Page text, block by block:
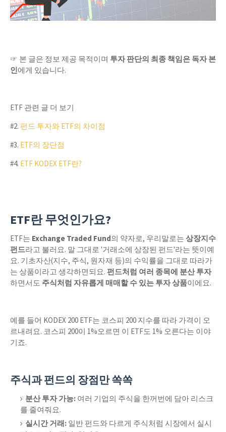
☞ 본 글은 정보 제공 목적이며 투자 판단의 최종 책임은 독자 본
인에게 있습니다.
ETF 관련 글 더 보기
#2. 펀드 투자와 ETF의 차이점
#3. ETF의 장단점
#4. ETF KODEX ETF란?
ETF란 무엇인가요?
ETF는 Exchange Traded Fund의 약자로, 우리말로는 상장지수
펀드라고 불러요. 말 그대로 '거래소에 상장된 펀드'라는 뜻이예
요. 기초자산(지수, 주식, 원자재 등)의 수익률을 그대로 따라가
는 상품이라고 생각하면되요. 펀드처럼 여러 종목에 분산 투자
하면서도 주식처럼 자유롭게 매매할 수 있는 투자 상품이에요.
예를 들어 KODEX 200 ETF는 코스피 200 지수를 따라 가격이 오
르내려요. 코스피 200이 1%오르면 이 ETF도 1% 오른다는 이야
기죠.
주식과 펀드의 장점만 쏙쏙
분산 투자 가능: 여러 기업의 주식을 한꺼번에 담아 리스크
를 줄여줘요.
실시간 거래: 일반 펀드와 다르게 주식처럼 시장에서 실시